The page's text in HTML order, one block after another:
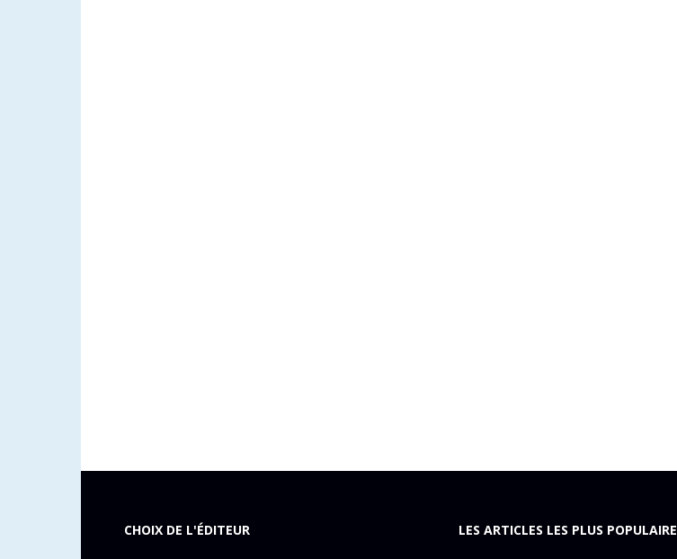
CHOIX DE L'ÉDITEUR LES ARTICLES LES PLUS